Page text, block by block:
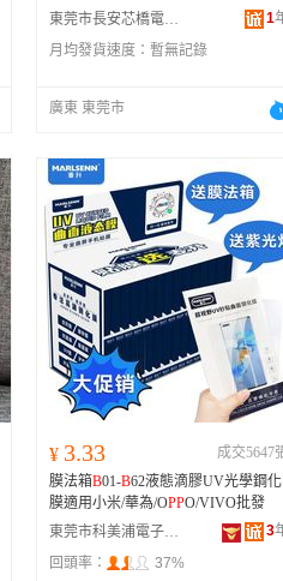
東莞市長安芯橋電子廠
1
月均發貨速度： 暫無記錄
廣東 東莞市
¥ 3.33
成交5647
膜法箱B01-B62液態滴膠UV光學鋼化
膜適用小米/華為/OPPO/VIVO批發
東莞市科美浦電子科技有限公司
3
回頭率：
37%